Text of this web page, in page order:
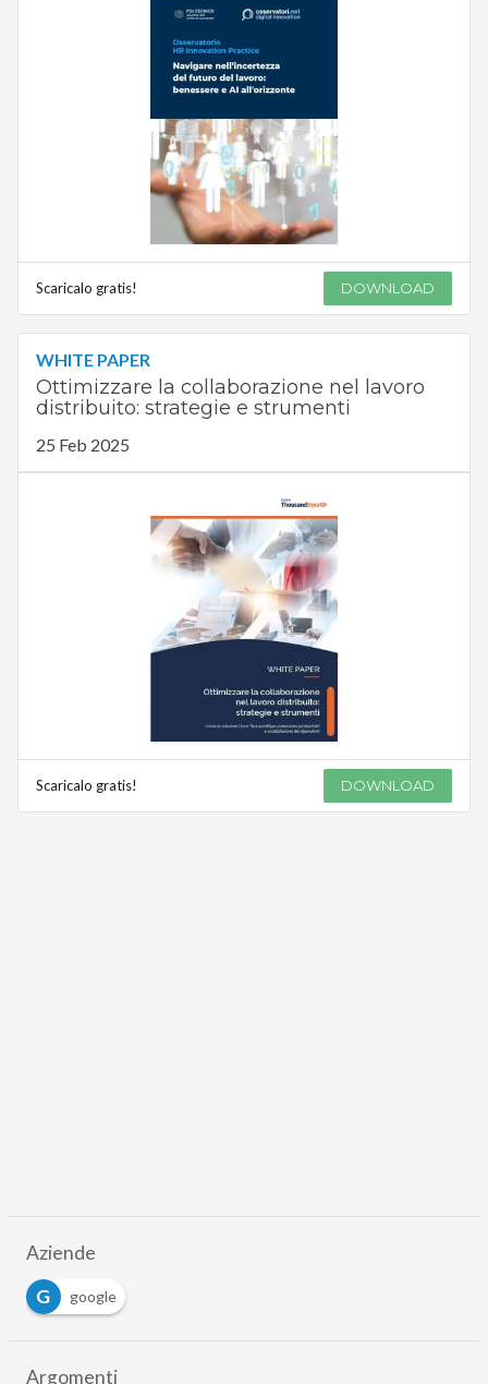
Scaricalo gratis! DOWNLOAD
WHITE PAPER
Ottimizzare la collaborazione nel lavoro
distribuito: strategie e strumenti
25 Feb 2025
Scaricalo gratis! DOWNLOAD
Aziende
G
google
Argomenti